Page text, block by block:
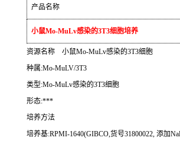
产品名称
小鼠Mo-MuLv感染的3T3细胞培养
资源名称 小鼠Mo-MuLv感染的3T3细胞
种属:Mo-MuLV/3T3
类型:Mo-MuLv感染的3T3细胞
形态:***
培养方法
培养基:RPMI-1640(GIBCO,货号31800022, 添加